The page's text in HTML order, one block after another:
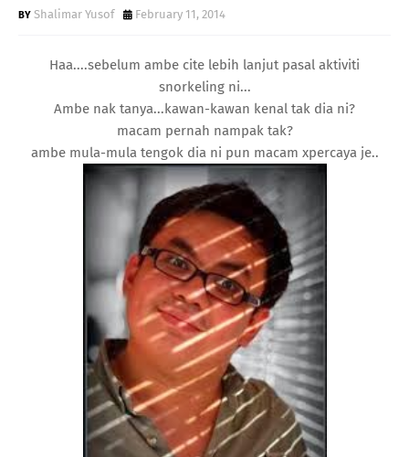
Shalimar Yusof February 11, 2014
Haa....sebelum ambe cite lebih lanjut pasal aktiviti
snorkeling ni...
Ambe nak tanya...kawan-kawan kenal tak dia ni?
macam pernah nampak tak?
ambe mula-mula tengok dia ni pun macam xpercaya je..